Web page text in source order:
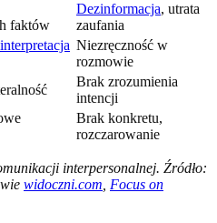
faktów
Dezinformacja, utrata
zaufania
interpretacja Niezręczność w
rozmowie
Brak zrozumienia
intencji
Brak konkretu,
rozczarowanie
interpersonalnej. Źródło:
widoczni.com Focus on